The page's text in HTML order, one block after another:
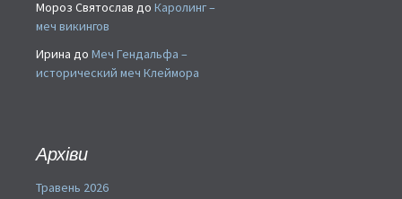
Мороз Святослав до Каролинг –
меч викингов
Ирина до Меч Гендальфа –
исторический меч Клеймора
Архіви
Травень 2026